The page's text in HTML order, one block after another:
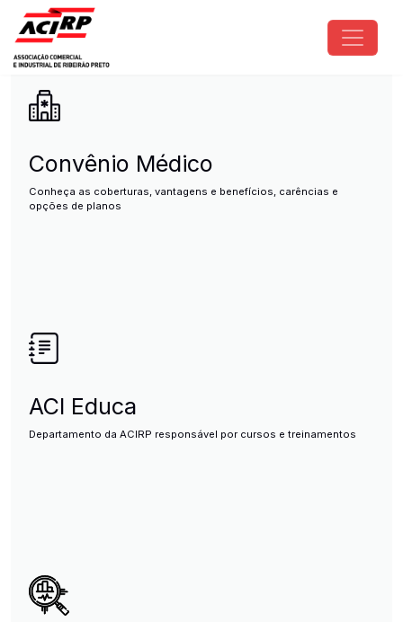
Pular para o conteúdo principal
ACIRP - Associação Comercial
Convênio Médico
Conheça as coberturas, vantagens e benefícios, carências e
opções de planos
ACI Educa
Departamento da ACIRP responsável por cursos e treinamentos